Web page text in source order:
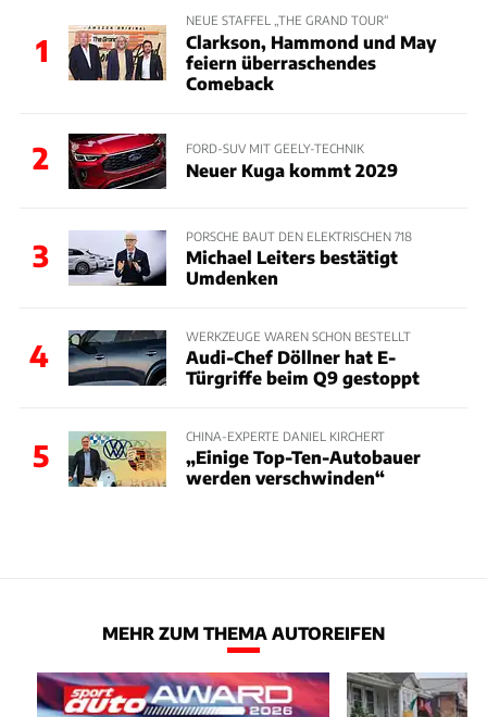
1
NEUE STAFFEL „THE GRAND TOUR“
Clarkson, Hammond und May
feiern überraschendes
Comeback
2 FORD-SUV MIT GEELY-TECHNIK
Neuer Kuga kommt 2029
3
PORSCHE BAUT DEN ELEKTRISCHEN 718
Michael Leiters bestätigt
Umdenken
4
WERKZEUGE WAREN SCHON BESTELLT
Audi-Chef Döllner hat E-
Türgriffe beim Q9 gestoppt
5
CHINA-EXPERTE DANIEL KIRCHERT
„Einige Top-Ten-Autobauer
werden verschwinden“
MEHR ZUM THEMA AUTOREIFEN